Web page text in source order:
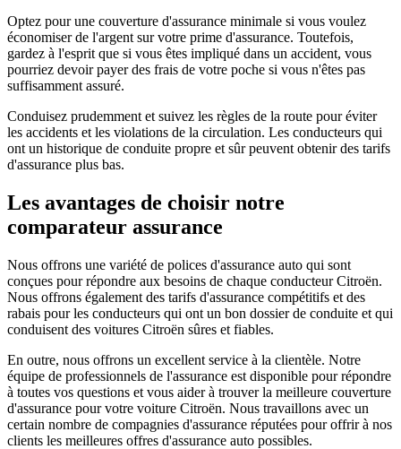
Optez pour une couverture d'assurance minimale si vous voulez
économiser de l'argent sur votre prime d'assurance. Toutefois,
gardez à l'esprit que si vous êtes impliqué dans un accident, vous
pourriez devoir payer des frais de votre poche si vous n'êtes pas
suffisamment assuré.
Conduisez prudemment et suivez les règles de la route pour éviter
les accidents et les violations de la circulation. Les conducteurs qui
ont un historique de conduite propre et sûr peuvent obtenir des tarifs
d'assurance plus bas.
Les avantages de choisir notre
comparateur assurance
Nous offrons une variété de polices d'assurance auto qui sont
conçues pour répondre aux besoins de chaque conducteur Citroën.
Nous offrons également des tarifs d'assurance compétitifs et des
rabais pour les conducteurs qui ont un bon dossier de conduite et qui
conduisent des voitures Citroën sûres et fiables.
En outre, nous offrons un excellent service à la clientèle. Notre
équipe de professionnels de l'assurance est disponible pour répondre
à toutes vos questions et vous aider à trouver la meilleure couverture
d'assurance pour votre voiture Citroën. Nous travaillons avec un
certain nombre de compagnies d'assurance réputées pour offrir à nos
clients les meilleures offres d'assurance auto possibles.